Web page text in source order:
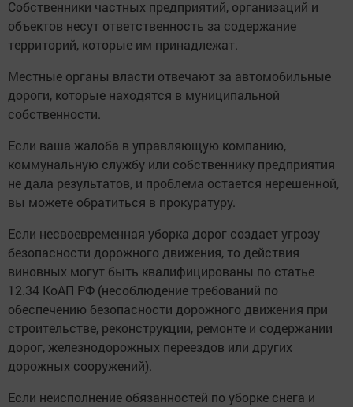
Собственники частных предприятий, организаций и
объектов несут ответственность за содержание
территорий, которые им принадлежат.
Местные органы власти отвечают за автомобильные
дороги, которые находятся в муниципальной
собственности.
Если ваша жалоба в управляющую компанию,
коммунальную службу или собственнику предприятия
не дала результатов, и проблема остается нерешенной,
вы можете обратиться в прокуратуру.
Если несвоевременная уборка дорог создает угрозу
безопасности дорожного движения, то действия
виновных могут быть квалифицированы по статье
12.34 КоАП РФ (несоблюдение требований по
обеспечению безопасности дорожного движения при
строительстве, реконструкции, ремонте и содержании
дорог, железнодорожных переездов или других
дорожных сооружений).
Если неисполнение обязанностей по уборке снега и